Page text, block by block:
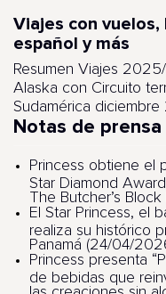
Viajes con
español y más
Resumen Viajes
Alaska con Circuito
Sudamérica
Notas de prensa
Princess obtiene el
Star Diamond
The Butcher’s
El Star Princess, el
realiza su histórico
Panamá (24/04/
Princess presenta
de bebidas que